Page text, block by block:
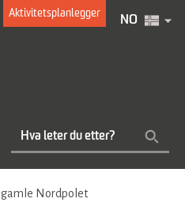
Aktivitetsplanlegger
NO
gamle Nordpolet